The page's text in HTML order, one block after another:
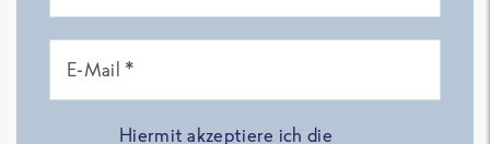
E-Mail *
Hiermit akzeptiere ich die